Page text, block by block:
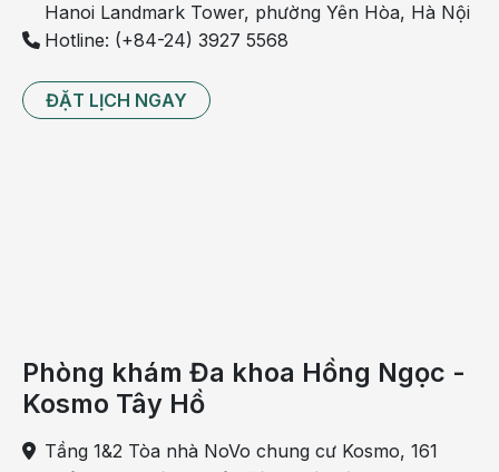
Hanoi Landmark Tower, phường Yên Hòa, Hà Nội
Hotline: (+84-24) 3927 5568
ĐẶT LỊCH NGAY
Phòng khám Đa khoa Hồng Ngọc -
Kosmo Tây Hồ
Tầng 1&2 Tòa nhà NoVo chung cư Kosmo, 161